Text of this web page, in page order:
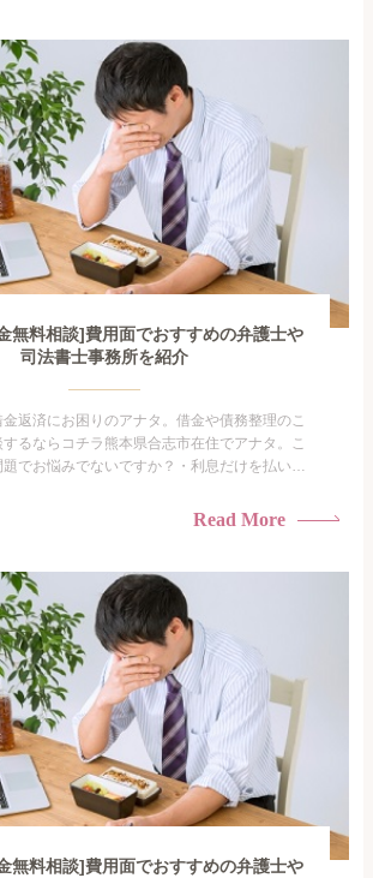
無料相談]費用面でおすすめの弁護士や
司法書士事務所を紹介
返済にお困りのアナタ。借金や債務整理のこ
るならコチラ熊本県合志市在住でアナタ。こ
でお悩みでないですか？・利息だけを払い続
借金の催促、取り立てで憂鬱になる。・闇金に
Read More
無料相談]費用面でおすすめの弁護士や